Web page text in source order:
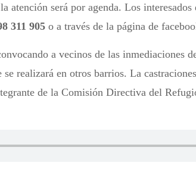
atención será por agenda. Los
311 905 o a través de la página de
a vecinos de las inmediaciones
se realizará en otros barrios. La
de la Comisión Directiva del